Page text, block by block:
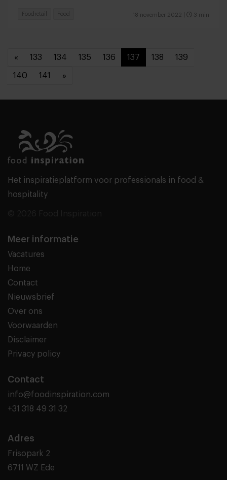
18 november 2022 3 min
Foodretail Food
« 133 134 135 136 137 138 139
140 141 »
Het inspiratieplatform voor professionals in food &
hospitality
Meer informatie
Vacatures
Home
Contact
Nieuwsbrief
Over ons
Voorwaarden
Disclaimer
Privacy policy
Contact
info@foodinspiration.com
+31 318 49 31 32
Adres
Frisopark 2
6711 WZ Ede